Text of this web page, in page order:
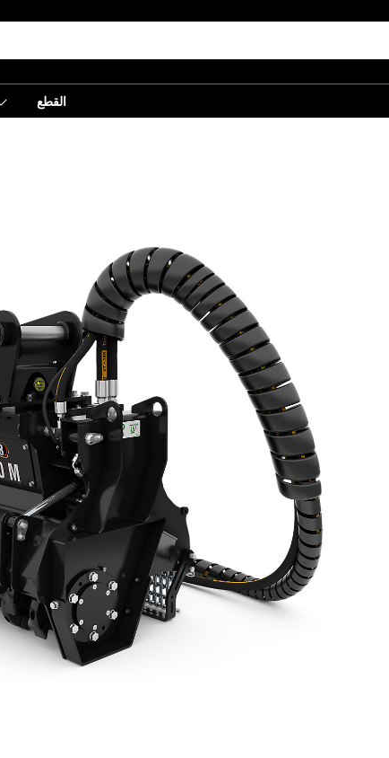
القطع